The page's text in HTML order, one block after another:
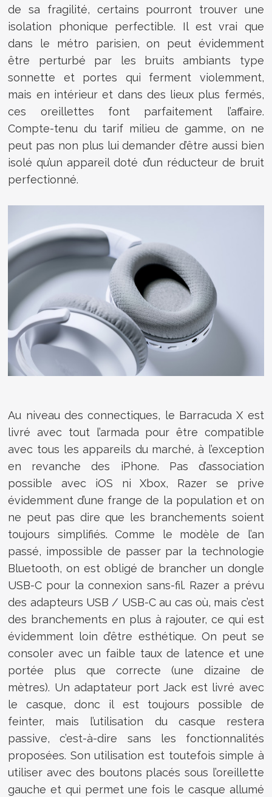
de sa fragilité, certains pourront trouver une
isolation phonique perfectible. Il est vrai que
dans le métro parisien, on peut évidemment
être perturbé par les bruits ambiants type
sonnette et portes qui ferment violemment,
mais en intérieur et dans des lieux plus fermés,
ces oreillettes font parfaitement l’affaire.
Compte-tenu du tarif milieu de gamme, on ne
peut pas non plus lui demander d’être aussi bien
isolé qu’un appareil doté d’un réducteur de bruit
perfectionné.
Au niveau des connectiques, le Barracuda X est
livré avec tout l’armada pour être compatible
avec tous les appareils du marché, à l’exception
en revanche des iPhone. Pas d’association
possible avec iOS ni Xbox, Razer se prive
évidemment d’une frange de la population et on
ne peut pas dire que les branchements soient
toujours simplifiés. Comme le modèle de l’an
passé, impossible de passer par la technologie
Bluetooth, on est obligé de brancher un dongle
USB-C pour la connexion sans-fil. Razer a prévu
des adapteurs USB / USB-C au cas où, mais c’est
des branchements en plus à rajouter, ce qui est
évidemment loin d’être esthétique. On peut se
consoler avec un faible taux de latence et une
portée plus que correcte (une dizaine de
mètres). Un adaptateur port Jack est livré avec
le casque, donc il est toujours possible de
feinter, mais l’utilisation du casque restera
passive, c’est-à-dire sans les fonctionnalités
proposées. Son utilisation est toutefois simple à
utiliser avec des boutons placés sous l’oreillette
gauche et qui permet une fois le casque allumé